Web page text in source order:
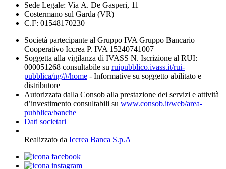
Sede Legale: Via A. De Gasperi, 11
Costermano sul Garda (VR)
C.F: 01548170230
Società partecipante al Gruppo IVA Gruppo Bancario
Cooperativo Iccrea P. IVA 15240741007
Soggetta alla vigilanza di IVASS N. Iscrizione al RUI:
000051268 consultabile su ruipubblico.ivass.it/rui-
pubblica/ng/#/home - Informative su soggetto abilitato e
distributore
Autorizzata dalla Consob alla prestazione dei servizi e attività
d’investimento consultabili su www.consob.it/web/area-
pubblica/banche
Dati societari
Realizzato da Iccrea Banca S.p.A